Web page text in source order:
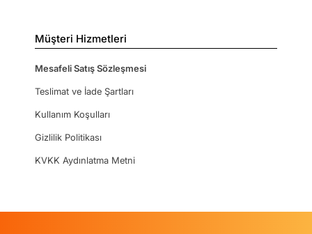
Müşteri Hizmetleri
Mesafeli Satış Sözleşmesi
Teslimat ve İade Şartları
Kullanım Koşulları
Gizlilik Politikası
KVKK Aydınlatma Metni